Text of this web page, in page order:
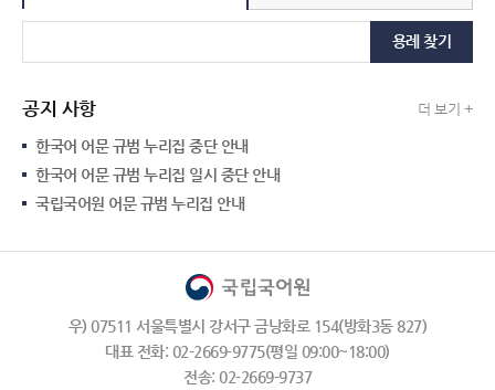
용례 찾기
공지 사항 더 보기 +
한국어 어문 규범 누리집 중단 안내
한국어 어문 규범 누리집 일시 중단 안내
국립국어원 어문 규범 누리집 안내
우) 07511 서울특별시 강서구 금낭화로 154(방화3동 827)
대표 전화: 02-2669-9775(평일 09:00~18:00)
전송: 02-2669-9737